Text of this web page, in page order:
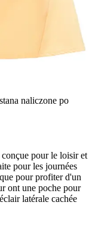
naliczone po
pour le loisir et
pour les journées
pour profiter d'un
ont une poche pour
latérale cachée